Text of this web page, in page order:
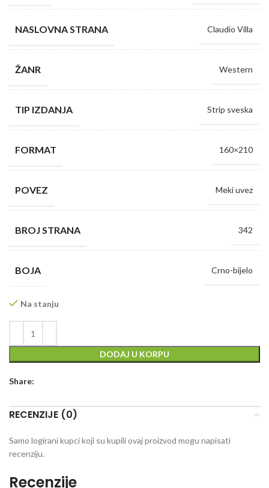
NASLOVNA STRANA Claudio Villa
ŽANR Western
TIP IZDANJA Strip sveska
FORMAT 160×210
POVEZ Meki uvez
BROJ STRANA 342
BOJA Crno-bijelo
Na stanju
DODAJ U KORPU
Share:
RECENZIJE (0)
Recenzije
Samo logirani kupci koji su kupili ovaj proizvod mogu napisati
recenziju.